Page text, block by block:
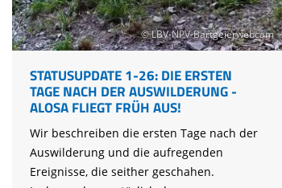
© LBV-NPV-Bartgeierwebcam
STATUSUPDATE 1-26: DIE ERSTEN
TAGE NACH DER AUSWILDERUNG -
ALOSA FLIEGT FRÜH AUS!
Wir beschreiben die ersten Tage nach der
Auswilderung und die aufregenden
Ereignisse, die seither geschahen.